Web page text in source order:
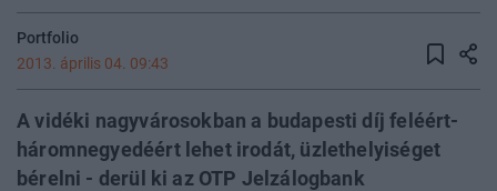
Portfolio
2013. április 04. 09:43
A vidéki nagyvárosokban a budapesti díj feléért-
háromnegyedéért lehet irodát, üzlethelyiséget
bérelni - derül ki az OTP Jelzálogbank